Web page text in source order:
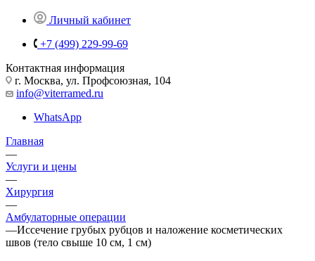
Личный кабинет
+7 (499) 229-99-69
Контактная информация
г. Москва, ул. Профсоюзная, 104
info@viterramed.ru
WhatsApp
Главная
—
Услуги и цены
—
Хирургия
—
Амбулаторные операции
—Иссечение грубых рубцов и наложение косметических
швов (тело свыше 10 см, 1 см)